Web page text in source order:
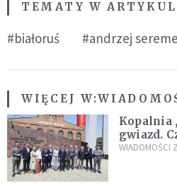
TEMATY W
#białoruś #andrzej
WIĘCEJ W:
Kopalnia
gwiazd.
„Dolina
WIADOMOŚCI